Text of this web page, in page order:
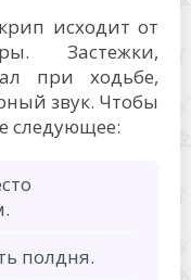
исходит от
Застежки,
при ходьбе,
звук. Чтобы
следующее:
полдня.